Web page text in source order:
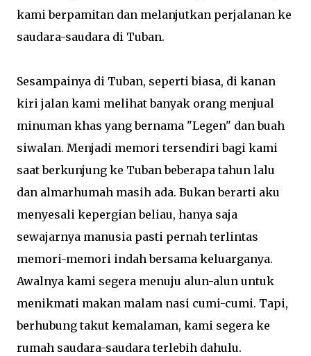
kami berpamitan dan melanjutkan perjalanan ke
saudara-saudara di Tuban.
Sesampainya di Tuban, seperti biasa, di kanan
kiri jalan kami melihat banyak orang menjual
minuman khas yang bernama "Legen" dan buah
siwalan. Menjadi memori tersendiri bagi kami
saat berkunjung ke Tuban beberapa tahun lalu
dan almarhumah masih ada. Bukan berarti aku
menyesali kepergian beliau, hanya saja
sewajarnya manusia pasti pernah terlintas
memori-memori indah bersama keluarganya.
Awalnya kami segera menuju alun-alun untuk
menikmati makan malam nasi cumi-cumi. Tapi,
berhubung takut kemalaman, kami segera ke
rumah saudara-saudara terlebih dahulu.